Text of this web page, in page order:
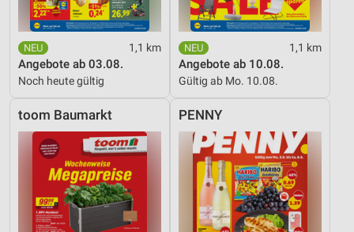
1,1 km
Angebote ab 03.08.
Noch heute gültig
1,1 km
Angebote ab 10.08.
Gültig ab Mo. 10.08.
toom Baumarkt PENNY